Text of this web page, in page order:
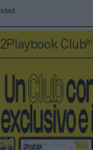
2Playbook Club2P